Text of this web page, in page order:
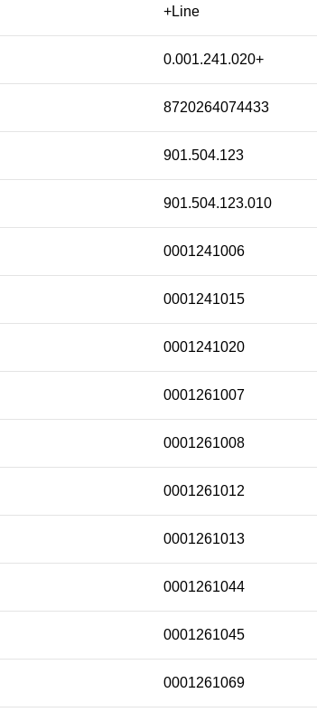
+Line
0.001.241.020+
8720264074433
901.504.123
901.504.123.010
0001241006
0001241015
0001241020
0001261007
0001261008
0001261012
0001261013
0001261044
0001261045
0001261069